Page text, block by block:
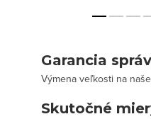
Garancia
Výmena veľkosti na
Skutočné